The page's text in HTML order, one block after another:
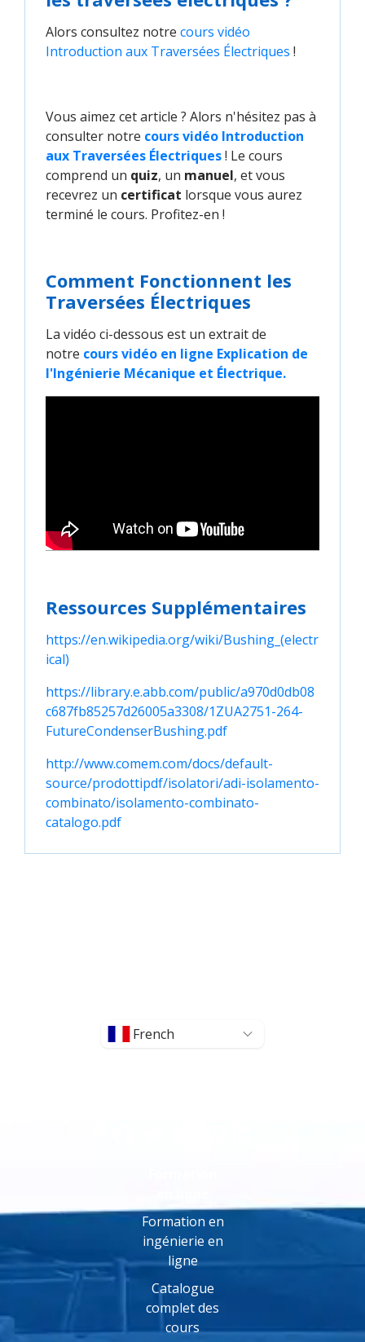
Alors consultez notre cours vidéo
Introduction aux Traversées Électriques !
Vous aimez cet article ? Alors n'hésitez pas à
consulter notre cours vidéo Introduction
aux Traversées Électriques! Le cours
comprend un quiz, un manuel, et vous
recevrez un certificat lorsque vous aurez
terminé le cours. Profitez-en !
Comment Fonctionnent les
Traversées Électriques
La vidéo ci-dessous est un extrait de
notre cours vidéo en ligne Explication de
l'Ingénierie Mécanique et Électrique.
Ressources Supplémentaires
https://en.wikipedia.org/wiki/Bushing_(electr
ical)
https://library.e.abb.com/public/a970d0db08
c687fb85257d26005a3308/1ZUA2751-264-
FutureCondenserBushing.pdf
http://www.comem.com/docs/default-
source/prodottipdf/isolatori/adi-isolamento-
combinato/isolamento-combinato-
catalogo.pdf
French
Formation en
ingénierie en
ligne
Catalogue
complet des
cours